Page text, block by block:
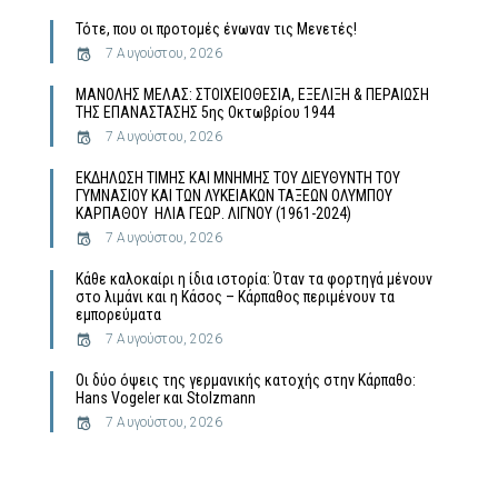
Τότε, που οι προτομές ένωναν τις Μενετές!
7 Αυγούστου, 2026
MΑΝΟΛΗΣ ΜΕΛΑΣ: ΣΤΟΙΧΕΙΟΘΕΣΙΑ, ΕΞΕΛΙΞΗ & ΠΕΡΑΙΩΣΗ
ΤΗΣ ΕΠΑΝΑΣΤΑΣΗΣ 5ης Οκτωβρίου 1944
7 Αυγούστου, 2026
ΕΚΔΗΛΩΣΗ ΤΙΜΗΣ ΚΑΙ ΜΝΗΜΗΣ ΤΟΥ ΔΙΕΥΘΥΝΤΗ ΤΟΥ
ΓΥΜΝΑΣΙΟΥ ΚΑΙ ΤΩΝ ΛΥΚΕΙΑΚΩΝ ΤΑΞΕΩΝ ΟΛΥΜΠΟΥ
ΚΑΡΠΑΘΟΥ ΗΛΙΑ ΓΕΩΡ. ΛΙΓΝΟΥ (1961-2024)
7 Αυγούστου, 2026
Κάθε καλοκαίρι η ίδια ιστορία: Όταν τα φορτηγά μένουν
στο λιμάνι και η Κάσος – Κάρπαθος περιμένουν τα
εμπορεύματα
7 Αυγούστου, 2026
Οι δύο όψεις της γερμανικής κατοχής στην Κάρπαθο:
Hans Vogeler και Stolzmann
7 Αυγούστου, 2026